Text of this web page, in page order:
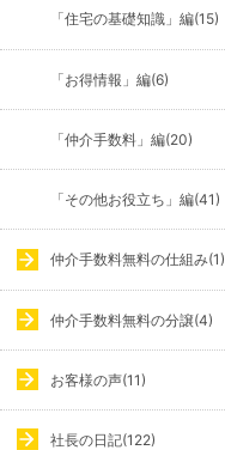
「住宅の基礎知識」編(15)
「お得情報」編(6)
「仲介手数料」編(20)
「その他お役立ち」編(41)
仲介手数料無料の仕組み(1)
仲介手数料無料の分譲(4)
お客様の声(11)
社長の日記(122)